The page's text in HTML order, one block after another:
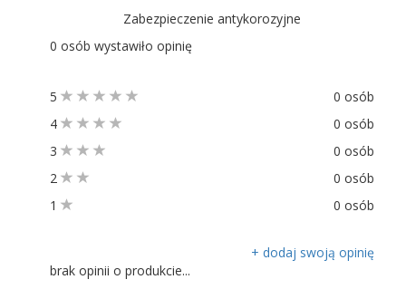
Zabezpieczenie antykorozyjne
0 osób wystawiło opinię
5
0 osób
4
0 osób
3
0 osób
2
0 osób
1
0 osób
+ dodaj swoją opinię
brak opinii o produkcie...